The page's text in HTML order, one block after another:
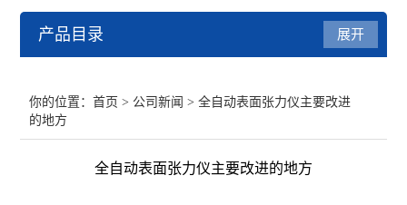
产品目录
表面张力仪
界面张力仪
展开
你的位置：首页 > 公司新闻 > 全自动表面张力仪主要改进
的地方
全自动表面张力仪主要改进的地方